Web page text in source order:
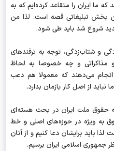
ما ایران را متقاعد کرده‌ایم که به
بخش تبلیغاتی قصه است. لذا من
شروع شد باید طی شود.
و شتاب‌زدگی، توجه به ترفندهای
مذاکراتی و چه خصوصا به لحاظ
انجام می‌دهند که معمولا هم دعب
از اصل کار بازمان بدارد.
که حقوق ملت ایران در بحث هسته‌ای
به ویژه در حوزه‌های اصلی و خط‌
باید برایشان دعا کنیم و از آنان
جمهوری اسلامی ایران برسیم.